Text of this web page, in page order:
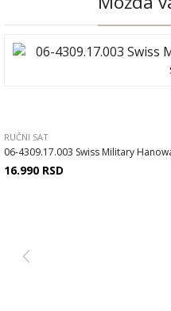
RUČNI SAT
06-4309.17.003 Swiss Military
16.990 RSD